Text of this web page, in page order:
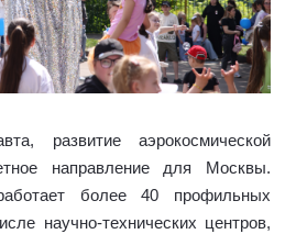
развитие аэрокосмической
направление для Москвы.
более 40 профильных
научно-технических центров,